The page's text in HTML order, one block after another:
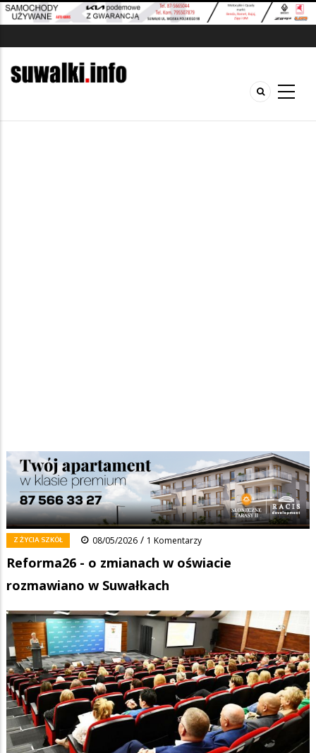
Ścieżka
nawigacyjna
Strona główna/Wiadomości/Z życia szkół/
Reforma26 - o zmianach w oświacie rozmawiano w Suwałkach
FacebookPinterestTumblr
0 Reddit Share
Z ŻYCIA SZKÓŁ 08/05/2026 / 1 Komentarzy
Reforma26 - o zmianach w oświacie
rozmawiano w Suwałkach